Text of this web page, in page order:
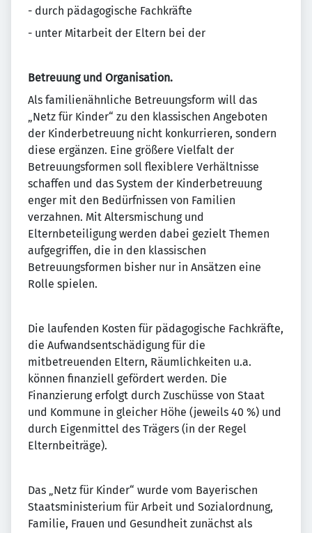
- durch pädagogische Fachkräfte
- unter Mitarbeit der Eltern bei der
Betreuung und Organisation.
Als familienähnliche Betreuungsform will das
„Netz für Kinder“ zu den klassischen Angeboten
der Kinderbetreuung nicht konkurrieren, sondern
diese ergänzen. Eine größere Vielfalt der
Betreuungsformen soll flexiblere Verhältnisse
schaffen und das System der Kinderbetreuung
enger mit den Bedürfnissen von Familien
verzahnen. Mit Altersmischung und
Elternbeteiligung werden dabei gezielt Themen
aufgegriffen, die in den klassischen
Betreuungsformen bisher nur in Ansätzen eine
Rolle spielen.
Die laufenden Kosten für pädagogische Fachkräfte,
die Aufwandsentschädigung für die
mitbetreuenden Eltern, Räumlichkeiten u.a.
können finanziell gefördert werden. Die
Finanzierung erfolgt durch Zuschüsse von Staat
und Kommune in gleicher Höhe (jeweils 40 %) und
durch Eigenmittel des Trägers (in der Regel
Elternbeiträge).
Das „Netz für Kinder“ wurde vom Bayerischen
Staatsministerium für Arbeit und Sozialordnung,
Familie, Frauen und Gesundheit zunächst als